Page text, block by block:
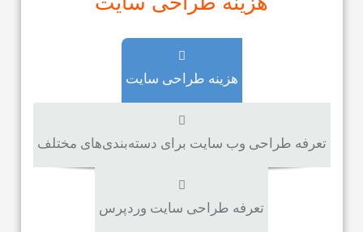
هزینه طراحی سایت
تعرفه طراحی وب سایت برای دسته‌بندی‌های مختلف
تعرفه طراحی سایت وردپرس